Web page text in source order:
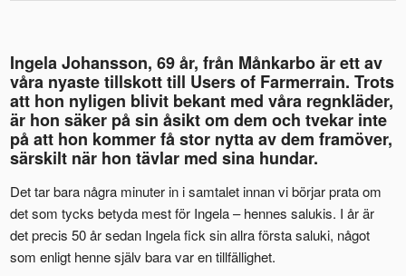
Ingela Johansson, 69 år, från Månkarbo är ett av
våra nyaste tillskott till Users of Farmerrain. Trots
att hon nyligen blivit bekant med våra regnkläder,
är hon säker på sin åsikt om dem och tvekar inte
på att hon kommer få stor nytta av dem framöver,
särskilt när hon tävlar med sina hundar.
Det tar bara några minuter in i samtalet innan vi börjar prata om
det som tycks betyda mest för Ingela – hennes salukis. I år är
det precis 50 år sedan Ingela fick sin allra första saluki, något
som enligt henne själv bara var en tillfällighet.